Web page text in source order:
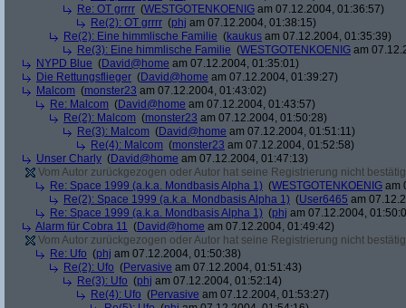
Re: OT grrrr (WESTGOTENKOENIG am 07.12.2004, 01:36:57)
Re(2): OT grrrr (phj am 07.12.2004, 01:38:15)
Re(2): Eine himmlische Familie (kaukus am 07.12.2004, 01:35:39)
Re(3): Eine himmlische Familie (WESTGOTENKOENIG am
NYPD Blue (David@home am 07.12.2004, 01:35:01)
Die Rettungsflieger (David@home am 07.12.2004, 01:39:27)
Malcom (monster23 am 07.12.2004, 01:43:02)
Re: Malcom (David@home am 07.12.2004, 01:43:57)
Re(2): Malcom (monster23 am 07.12.2004, 01:50:28)
Re(3): Malcom (David@home am 07.12.2004, 01:51:11)
Re(4): Malcom (monster23 am 07.12.2004, 01:52:58)
Unser Charly (David@home am 07.12.2004, 01:47:13)
Vom Autor zurückgezogen oder Autor hat seine Registrierung nicht
Re: Space 1999 (a.k.a. Mondbasis Alpha 1) (WESTGOTENKOENIG am
Re(2): Space 1999 (a.k.a. Mondbasis Alpha 1) (User6465 am
Re: Space 1999 (a.k.a. Mondbasis Alpha 1) (phj am 07.12.2004,
Alarm für Cobra 11 (David@home am 07.12.2004, 01:49:42)
Vom Autor zurückgezogen oder Autor hat seine Registrierung nicht
Re: Ufo (phj am 07.12.2004, 01:50:38)
Re(2): Ufo (Pervasive am 07.12.2004, 01:51:43)
Re(3): Ufo (phj am 07.12.2004, 01:52:14)
Re(4): Ufo (Pervasive am 07.12.2004, 01:53:27)